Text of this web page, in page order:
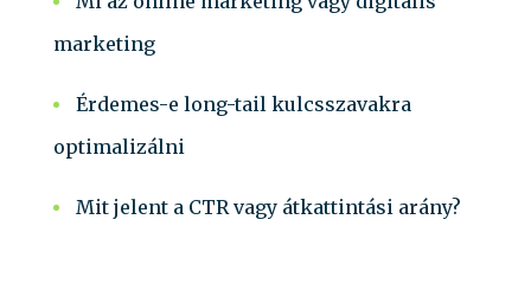
marketing
Érdemes-e long-tail kulcsszavakra
optimalizálni
Mit jelent a CTR vagy átkattintási arány?